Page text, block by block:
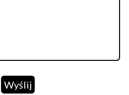
Wyślij